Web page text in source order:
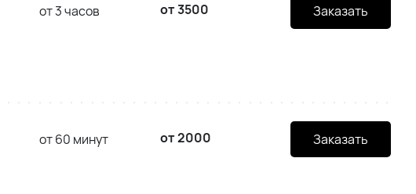
от 3 часов от 3500 Заказать
от 60 минут от 2000 Заказать